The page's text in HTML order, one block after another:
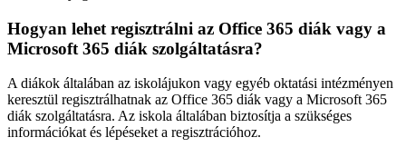
Hogyan lehet regisztrálni az Office 365 diák vagy a
Microsoft 365 diák szolgáltatásra?
A diákok általában az iskolájukon vagy egyéb oktatási intézményen
keresztül regisztrálhatnak az Office 365 diák vagy a Microsoft 365
diák szolgáltatásra. Az iskola általában biztosítja a szükséges
információkat és lépéseket a regisztrációhoz.